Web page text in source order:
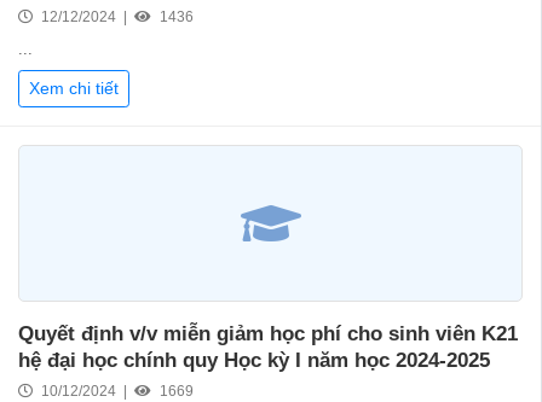
12/12/2024 | 1436
...
Xem chi tiết
Quyết định v/v miễn giảm học phí cho sinh viên K21
hệ đại học chính quy Học kỳ I năm học 2024-2025
10/12/2024 | 1669